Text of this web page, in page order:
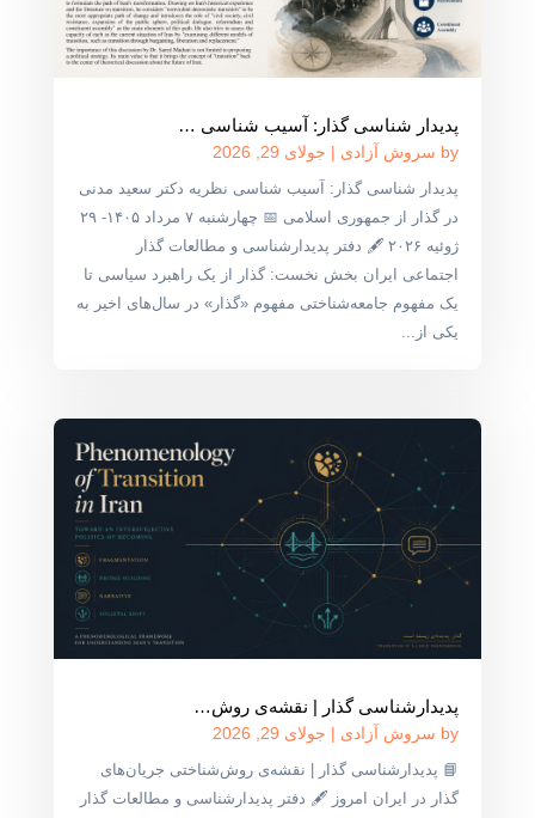
پدیدار شناسی گذار: آسیب شناسی …
by سروش آزادی | جولای 29, 2026
پدیدار شناسی گذار: آسیب شناسی نظریه دکتر سعید مدنی
در گذار از جمهوری اسلامی 📅 چهارشنبه ۷ مرداد ۱۴۰۵- ۲۹
ژوئیه ۲۰۲۶ 🖋 دفتر پدیدارشناسی و مطالعات گذار
اجتماعی ایران بخش نخست: گذار از یک راهبرد سیاسی تا
یک مفهوم جامعه‌شناختی مفهوم «گذار» در سال‌های اخیر به
یکی از...
پدیدارشناسی گذار | نقشه‌ی روش‌…
by سروش آزادی | جولای 29, 2026
📘 پدیدارشناسی گذار | نقشه‌ی روش‌شناختی جریان‌های
گذار در ایران امروز 🖋 دفتر پدیدارشناسی و مطالعات گذار